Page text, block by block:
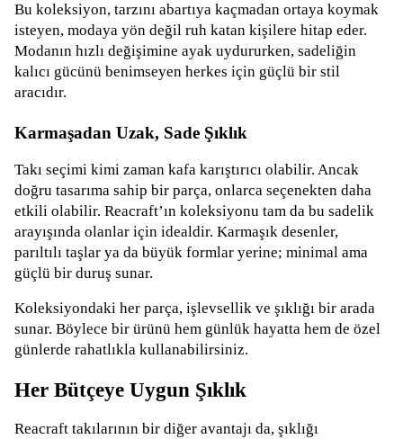
Bu koleksiyon, tarzını abartıya kaçmadan ortaya koymak
isteyen, modaya yön değil ruh katan kişilere hitap eder.
Modanın hızlı değişimine ayak uydururken, sadeliğin
kalıcı gücünü benimseyen herkes için güçlü bir stil
aracıdır.
Karmaşadan Uzak, Sade Şıklık
Takı seçimi kimi zaman kafa karıştırıcı olabilir. Ancak
doğru tasarıma sahip bir parça, onlarca seçenekten daha
etkili olabilir. Reacraft’ın koleksiyonu tam da bu sadelik
arayışında olanlar için idealdir. Karmaşık desenler,
parıltılı taşlar ya da büyük formlar yerine; minimal ama
güçlü bir duruş sunar.
Koleksiyondaki her parça, işlevsellik ve şıklığı bir arada
sunar. Böylece bir ürünü hem günlük hayatta hem de özel
günlerde rahatlıkla kullanabilirsiniz.
Her Bütçeye Uygun Şıklık
Reacraft takılarının bir diğer avantajı da, şıklığı